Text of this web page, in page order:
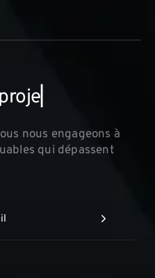
proje
nous engageons à
qui dépassent